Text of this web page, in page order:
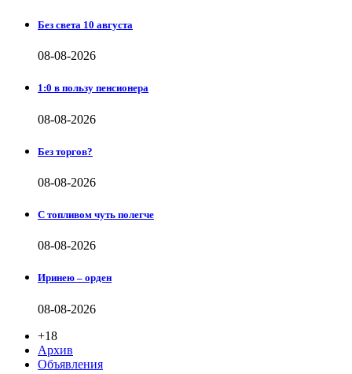
Без света 10 августа
08-08-2026
1:0 в пользу пенсионера
08-08-2026
Без торгов?
08-08-2026
С топливом чуть полегче
08-08-2026
Иринею – орден
08-08-2026
+18
Архив
Объявления